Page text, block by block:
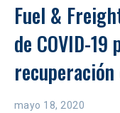
Fuel &
de COVID-
mayo 18, 2020